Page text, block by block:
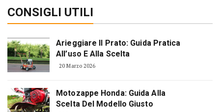
CONSIGLI UTILI
Arieggiare Il Prato: Guida Pratica
All’uso E Alla Scelta
20 Marzo 2026
Motozappe Honda: Guida Alla
Scelta Del Modello Giusto